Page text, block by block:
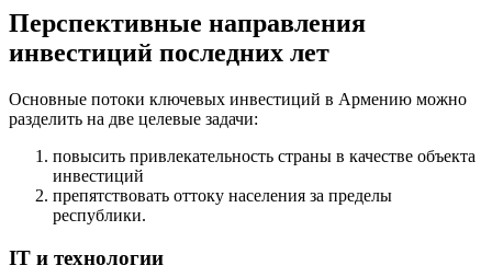
Перспективные направления
инвестиций последних лет
Основные потоки ключевых инвестиций в Армению можно
разделить на две целевые задачи:
повысить привлекательность страны в качестве объекта
инвестиций
препятствовать оттоку населения за пределы
республики.
IT и технологии